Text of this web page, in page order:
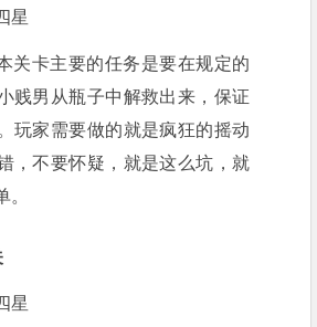
星
关卡主要的任务是要在规定的
贱男从瓶子中解救出来，保证
玩家需要做的就是疯狂的摇动
，不要怀疑，就是这么坑，就
。
星